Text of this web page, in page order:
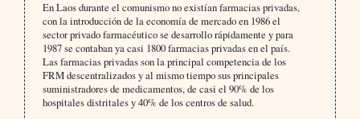
En Laos durante el comunismo no existían farmacias privadas,
con la introducción de la economía de mercado en 1986 el
sector privado farmacéutico se desarrollo rápidamente y para
1987 se contaban ya casi 1800 farmacias privadas en el país.
Las farmacias privadas son la principal competencia de los
FRM descentralizados y al mismo tiempo sus principales
suministradores de medicamentos, de casi el 90% de los
hospitales distritales y 40% de los centros de salud.